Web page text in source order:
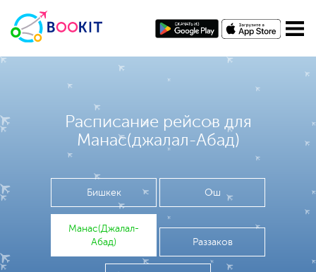
Расписание рейсов для
Манас(джалал-Абад)
Бишкек Ош
Манас(Джалал-
Абад)
Раззаков